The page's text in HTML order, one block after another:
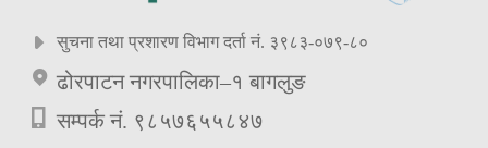
सुचना तथा प्रशारण विभाग दर्ता नं. ३९८३-०७९-८०
ढोरपाटन नगरपालिका–१ बागलुङ
सम्पर्क नं. ९८५७६५५८४७